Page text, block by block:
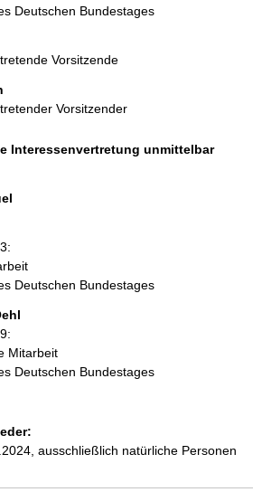
Deutschen Bundestages
Vorsitzende
Vorsitzender
Interessenvertretung unmittelbar
Deutschen Bundestages
Mitarbeit
Deutschen Bundestages
ausschließlich natürliche Personen